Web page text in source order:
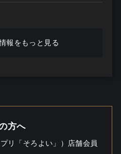
/ 出会いあるかも / 料理充
報をもっと見る
方へ
リ「そろよい」）店舗会員